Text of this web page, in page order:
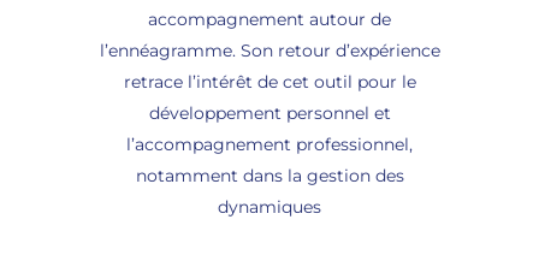
accompagnement autour de
l’ennéagramme. Son retour d’expérience
retrace l’intérêt de cet outil pour le
développement personnel et
l’accompagnement professionnel,
notamment dans la gestion des
dynamiques